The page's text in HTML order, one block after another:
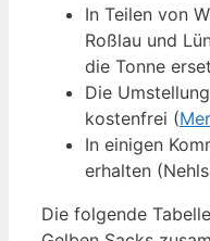
In Teilen von
Roßlau und
die Tonne
Die
kostenfrei (
In einigen
erhalten
Die folgende